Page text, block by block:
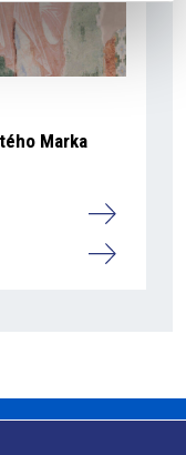
Marka